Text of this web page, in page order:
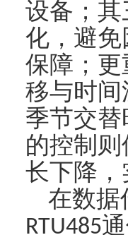
设备；
化，避
保障；更
移与时
季节交
的控制
长下降
在数据
RTU485